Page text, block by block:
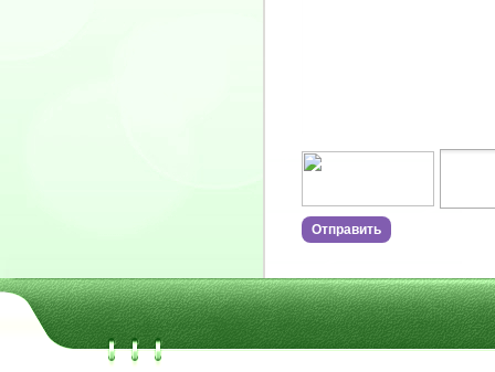
МБУК "Ужурская ЦБС" | 2011-2026 | www.cbsuzr.ru